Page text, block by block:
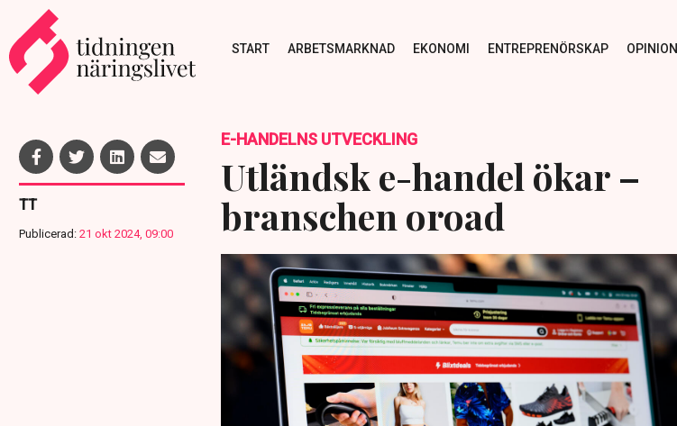
START ARBETSMARKNAD EKONOMI ENTREPRENÖRSKAP OPINION
TT
Publicerad: 21 okt 2024, 09:00
E-HANDELNS UTVECKLING
Utländsk e-handel ökar –
branschen oroad